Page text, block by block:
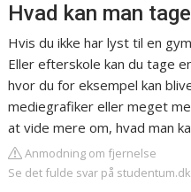
Hvad kan man
Hvis du ikke har lyst til en
Eller efterskole kan du tage
hvor du for eksempel kan
mediegrafiker eller meget
at vide mere om, hvad man
Anmodning om fjernelse
Se det fulde svar på studentum.dk